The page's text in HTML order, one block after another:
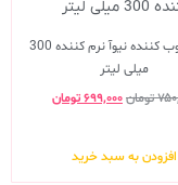
کرم مرطوب کننده نیوآ نرم کننده 300
میلی لیتر
تومان۶۹۹,۰۰۰تومان
افزودن به سبد خرید